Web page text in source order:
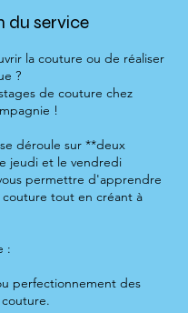
du service
la couture ou de réaliser
?
de couture chez
!
déroule sur **deux
jeudi et le vendredi
permettre d'apprendre
couture tout en créant à
:
perfectionnement des